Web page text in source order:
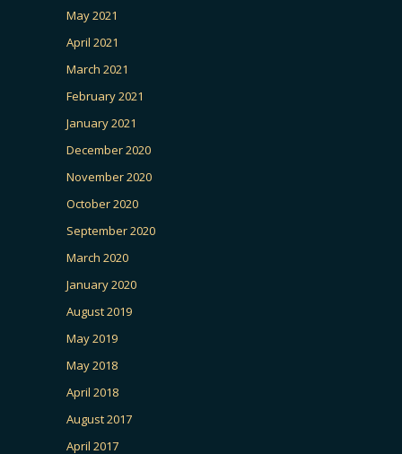
May 2021
April 2021
March 2021
February 2021
January 2021
December 2020
November 2020
October 2020
September 2020
March 2020
January 2020
August 2019
May 2019
May 2018
April 2018
August 2017
April 2017